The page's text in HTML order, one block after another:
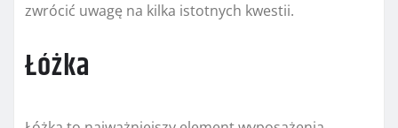
zwrócić uwagę na kilka istotnych kwestii.
Łóżka